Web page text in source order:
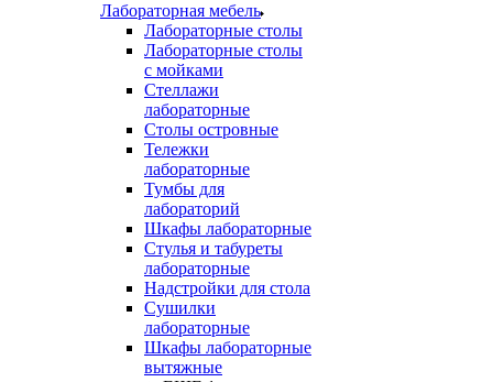
Лабораторная мебель
Лабораторные столы
Лабораторные столы
с мойками
Стеллажи
лабораторные
Столы островные
Тележки
лабораторные
Тумбы для
лабораторий
Шкафы лабораторные
Стулья и табуреты
лабораторные
Надстройки для стола
Сушилки
лабораторные
Шкафы лабораторные
вытяжные